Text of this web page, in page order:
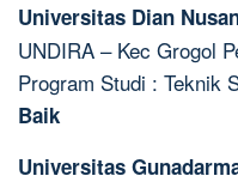
Universitas Dian
UNDIRA – Kec Grogol
Program Studi : Teknik
Baik
Universitas